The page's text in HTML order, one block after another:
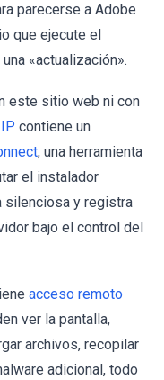
parecerse a Adobe
que ejecute el
«actualización».
este sitio web ni con
contiene un
, una herramienta
el instalador
silenciosa y registra
bajo el control del
acceso remoto
ver la pantalla,
archivos, recopilar
adicional, todo